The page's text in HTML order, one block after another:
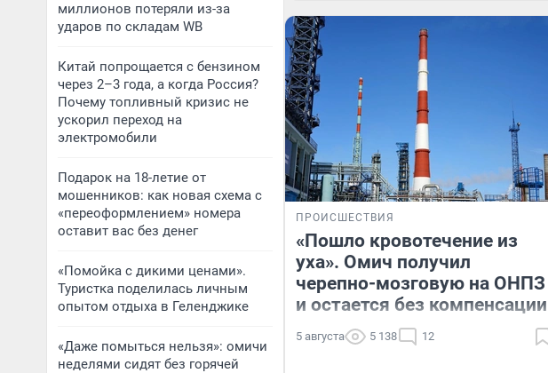
миллионов потеряли из-за
ударов по складам WB
Китай попрощается с бензином
через 2–3 года, а когда Россия?
Почему топливный кризис не
ускорил переход на
электромобили
Подарок на 18-летие от
мошенников: как новая схема с
«переоформлением» номера
оставит вас без денег
«Помойка с дикими ценами».
Туристка поделилась личным
опытом отдыха в Геленджике
«Даже помыться нельзя»: омичи
неделями сидят без горячей
ПРОИСШЕСТВИЯ
«Пошло кровотечение из
уха». Омич получил
черепно-мозговую на ОНПЗ
и остается без компенсации
5 августа 5 138 12